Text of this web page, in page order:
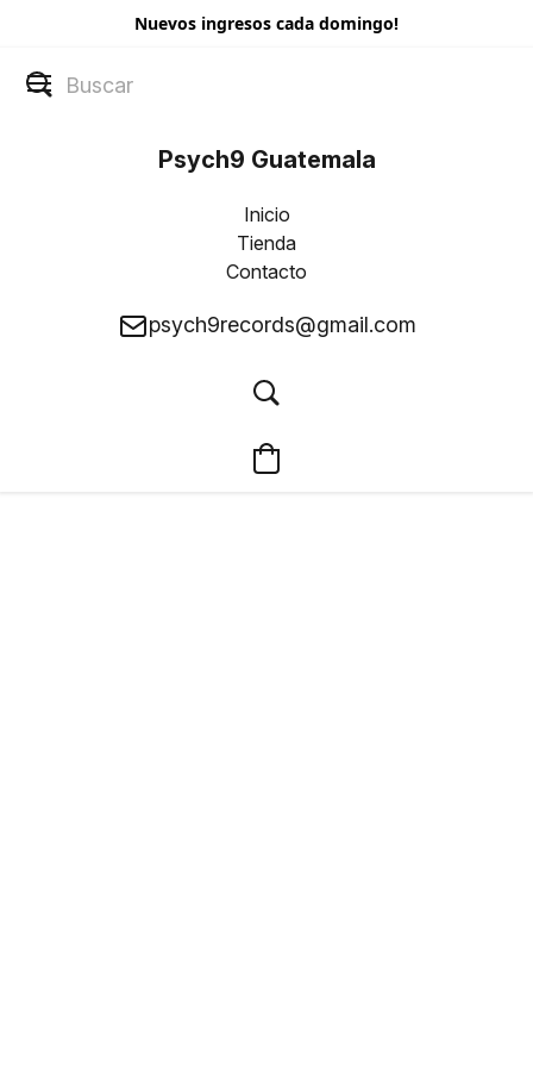
Nuevos ingresos cada domingo!
Psych9 Guatemala
Inicio
Tienda
Contacto
psych9records@gmail.com